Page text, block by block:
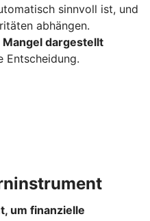
sinnvoll ist, und
abhängen.
dargestellt
Entscheidung.
um finanzielle